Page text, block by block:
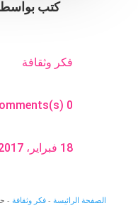
كتب
فكر وثقافة
0 Comments(s)
18 فبراير، 2017
الصفحة الرائيسة- فكر وثقافة-